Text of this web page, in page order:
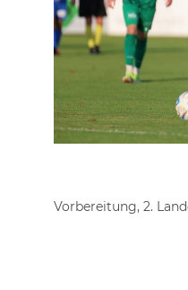
Vorbereitung, 2.